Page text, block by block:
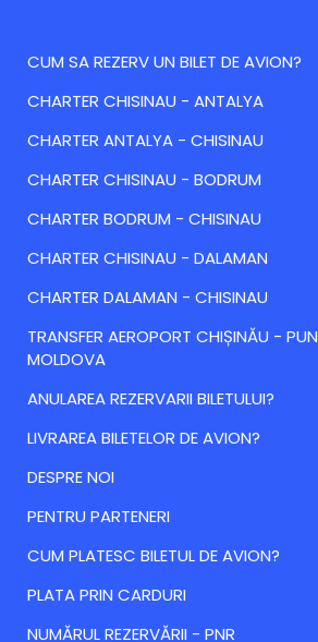
CUM SA REZERV UN BILET DE AVION?
CHARTER CHISINAU - ANTALYA
CHARTER ANTALYA - CHISINAU
CHARTER CHISINAU - BODRUM
CHARTER BODRUM - CHISINAU
CHARTER CHISINAU - DALAMAN
CHARTER DALAMAN - CHISINAU
TRANSFER AEROPORT CHIȘINĂU -
MOLDOVA
ANULAREA REZERVARII BILETULUI?
LIVRAREA BILETELOR DE AVION?
DESPRE NOI
PENTRU PARTENERI
CUM PLATESC BILETUL DE AVION?
PLATA PRIN CARDURI
NUMĂRUL REZERVĂRII - PNR